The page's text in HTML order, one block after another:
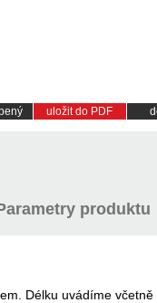
uložit do PDF
produktu
Délku uvádíme